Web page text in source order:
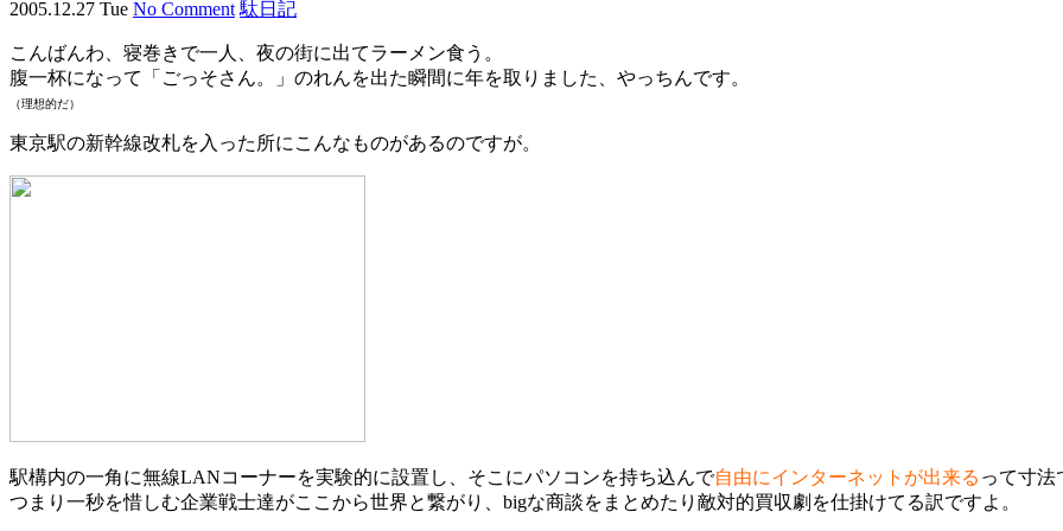
2005.12.27 Tue No Comment 駄日記
こんばんわ、寝巻きで一人、夜の街に出てラーメン食う。
腹一杯になって「ごっそさん。」のれんを出た瞬間に年を取りました、やっちんです。
（理想的だ）
東京駅の新幹線改札を入った所にこんなものがあるのですが。
駅構内の一角に無線LANコーナーを実験的に設置し、そこにパソコンを持ち込んで自由にインターネットが出来る って寸法
つまり一秒を惜しむ企業戦士達がここから世界と繋がり、bigな商談をまとめたり敵対的買収劇を仕掛けてる訳ですよ。